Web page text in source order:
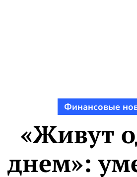
Финансовые
«Живут
днем»: